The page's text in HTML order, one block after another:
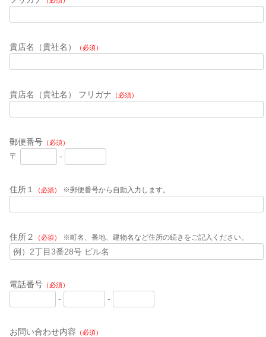
貴店名（貴社名） （必須）
貴店名（貴社名） フリガナ （必須）
郵便番号 （必須）
〒 -
住所１ （必須） ※郵便番号から自動入力します。
住所２ （必須） ※町名、番地、建物名など住所の続きをご記入ください。
電話番号 （必須）
- -
お問い合わせ内容 （必須）